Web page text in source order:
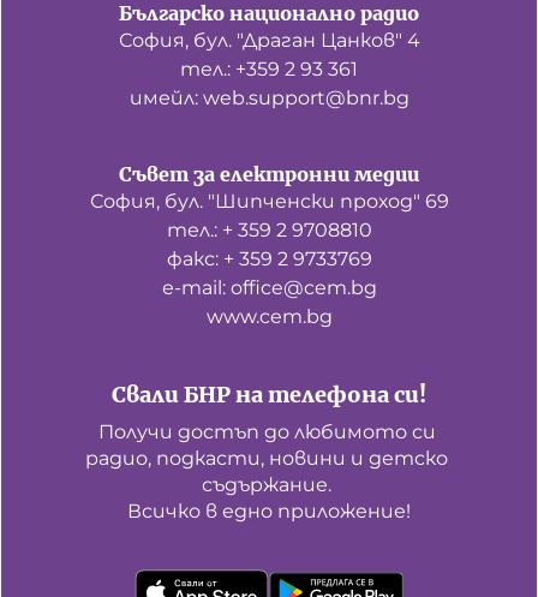
Българско национално радио
София, бул. "Драган Цанков" 4
тел.: +359 2 93 361
имейл: web.support@bnr.bg
Свали БНР на телефона си!
Получи достъп до любимото си
радио, подкасти, новини и детско
съдържание.
Всичко в едно приложение!
Съвет за електронни медии
София, бул. "Шипченски проход" 69
тел.: + 359 2 9708810
факс: + 359 2 9733769
е-mail: office@cem.bg
www.cem.bg